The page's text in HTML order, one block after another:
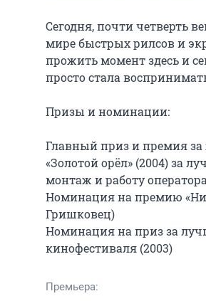
Сегодня, почти четверть
мире быстрых рилсов и
прожить момент здесь и
просто стала
Призы и номинации:
Главный приз и премия за
«Золотой орёл» (2004) за
монтаж и работу оператора
Номинация на премию
Гришковец)
Номинация на приз за
кинофестиваля (2003)
Премьера: